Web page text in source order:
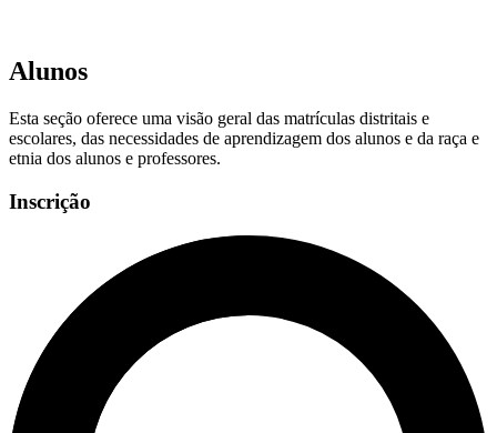
Alunos
Esta seção oferece uma visão geral das matrículas distritais e
escolares, das necessidades de aprendizagem dos alunos e da raça e
etnia dos alunos e professores.
Inscrição